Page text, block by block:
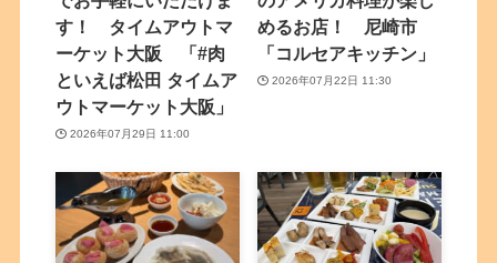
す！ タイムアウトマ
ーケット大阪 「#肉
といえば松田 タイムア
ウトマーケット大阪」
2026年07月29日 11:00
めるお店！ 尼崎市
「コルセアキッチン」
2026年07月22日 11:30